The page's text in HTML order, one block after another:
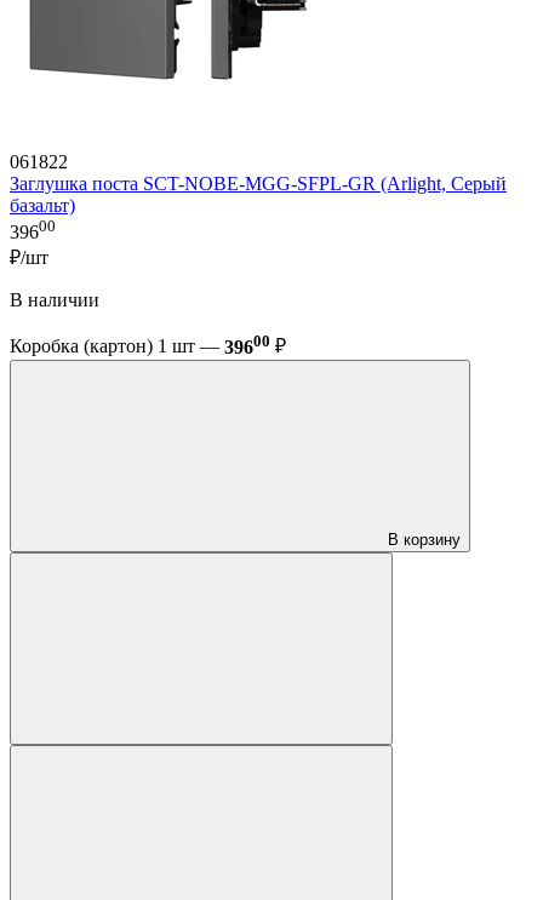
061822
Заглушка поста SCT-NOBE-MGG-SFPL-GR (Arlight, Серый
базальт)
39600
₽/шт
В наличии
Коробка (картон) 1 шт — 39600 ₽
В корзину